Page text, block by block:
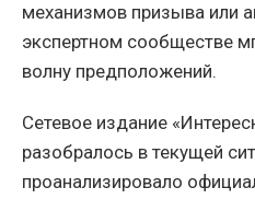
механизмов призыва или
экспертном сообществе
волну предположений.
Сетевое издание
разобралось в текущей
проанализировало